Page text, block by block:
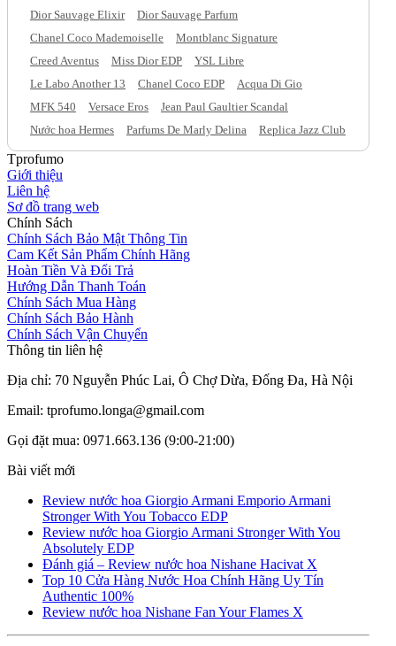
Dior Sauvage Elixir
Dior Sauvage Parfum
Chanel Coco Mademoiselle
Montblanc Signature
Creed Aventus
Miss Dior EDP
YSL Libre
Le Labo Another 13
Chanel Coco EDP
Acqua Di Gio
MFK 540
Versace Eros
Jean Paul Gaultier Scandal
Nước hoa Hermes
Parfums De Marly Delina Replica Jazz Club
Tprofumo
Giới thiệu
Liên hệ
Sơ đồ trang web
Chính Sách
Chính Sách Bảo Mật Thông Tin
Cam Kết Sản Phẩm Chính Hãng
Hoàn Tiền Và Đổi Trả
Hướng Dẫn Thanh Toán
Chính Sách Mua Hàng
Chính Sách Bảo Hành
Chính Sách Vận Chuyển
Thông tin liên hệ
Địa chỉ: 70 Nguyễn Phúc Lai, Ô Chợ Dừa, Đống Đa, Hà Nội
Email: tprofumo.longa@gmail.com
Gọi đặt mua: 0971.663.136 (9:00-21:00)
Bài viết mới
Review nước hoa Giorgio Armani Emporio Armani
Stronger With You Tobacco EDP
Review nước hoa Giorgio Armani Stronger With You
Absolutely EDP
Đánh giá – Review nước hoa Nishane Hacivat X
Top 10 Cửa Hàng Nước Hoa Chính Hãng Uy Tín
Authentic 100%
Review nước hoa Nishane Fan Your Flames X